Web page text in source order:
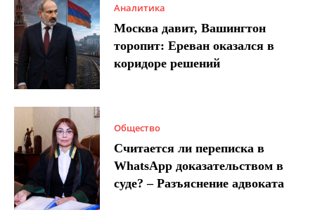
Аналитика
Москва давит, Вашингтон
торопит: Ереван оказался в
коридоре решений
Общество
Считается ли переписка в
WhatsApp доказательством в
суде? – Разъяснение адвоката